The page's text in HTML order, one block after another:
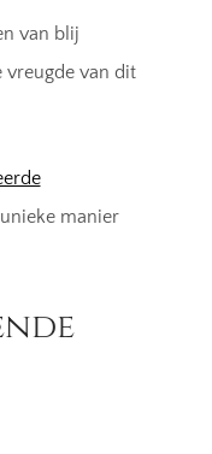
van blij
vreugde van dit
manier